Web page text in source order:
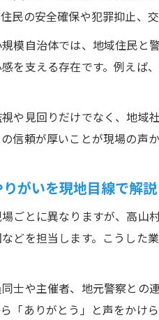
民の安全確保や犯罪抑止、
模自治体では、地域住民と
を支える存在です。例えば
や見回りだけでなく、地域
信頼が厚いことが現場の声か
がいを現地目線で解説
ごとに異なりますが、高山
どを担当します。こうした
士や主催者、地元警察との
「ありがとう」と声をかけ